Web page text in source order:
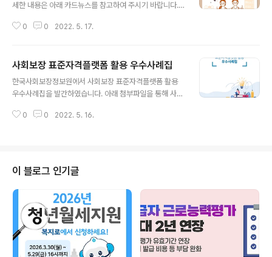
세한 내용은 아래 카드뉴스를 참고하여 주시기 바랍니다. -
0 0 2022. 5. 17.
사회보장 표준자격플랫폼 활용 우수사례집
한국사회보장정보원에서 사회보장 표준자격플랫폼 활용
우수사례집을 발간하였습니다. 아래 첨부파일을 통해 사례
0 0 2022. 5. 16.
이 블로그 인기글